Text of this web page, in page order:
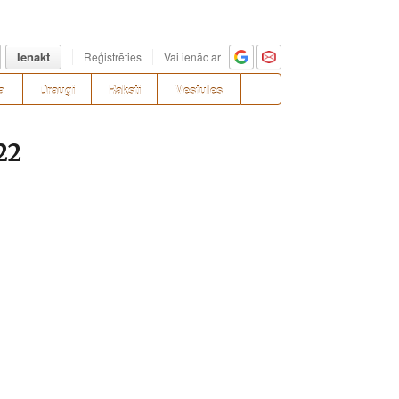
Ienākt Reģistrēties Vai ienāc ar
Draugi Raksti Vēstules